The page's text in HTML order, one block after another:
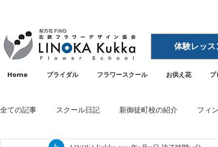
体験レッ
Home ブライダル フラワースクール お供え花 プ
全ての記事 スクール日記 新御徒町校の紹介 フィ